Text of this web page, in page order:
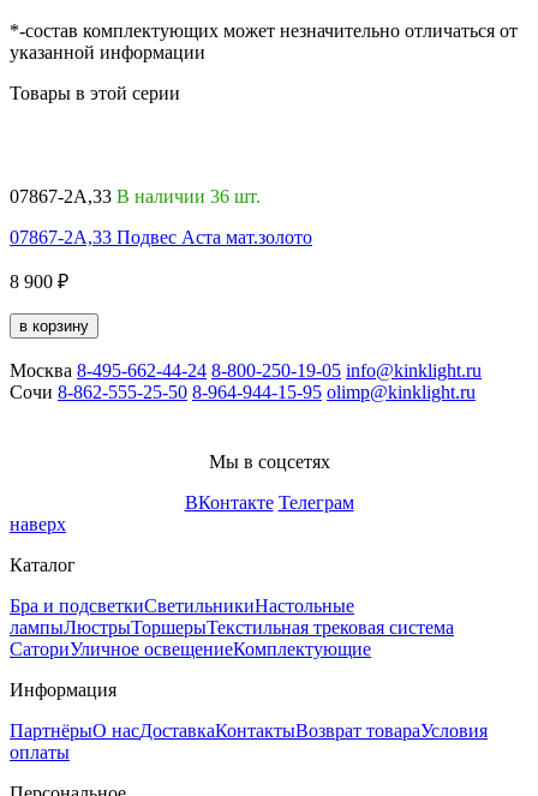
*-состав комплектующих может незначительно отличаться от
указанной информации
Товары в этой серии
07867-2A,33 В наличии 36 шт.
07867-2A,33 Подвес Аста мат.золото
8 900 ₽
в корзину
Москва 8-495-662-44-24 8-800-250-19-05 info@kinklight.ru
Сочи 8-862-555-25-50 8-964-944-15-95 olimp@kinklight.ru
Мы в соцсетях
ВКонтакте Телеграм
наверх
Каталог
Бра и подсветкиСветильникиНастольные
лампыЛюстрыТоршерыТекстильная трековая система
СаториУличное освещениеКомплектующие
Информация
ПартнёрыО насДоставкаКонтактыВозврат товараУсловия
оплаты